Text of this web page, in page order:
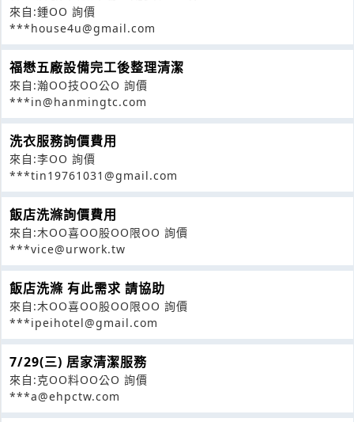
來自:鍾OO 詢價
***house4u@gmail.com
福懋五廠設備完工後整理清潔
來自:瀚OO技OO公O 詢價
***in@hanmingtc.com
洗衣服務詢價費用
來自:李OO 詢價
***tin19761031@gmail.com
飯店洗滌詢價費用
來自:木OO喜OO股OO限OO 詢價
***vice@urwork.tw
飯店洗滌 有此需求 請協助
來自:木OO喜OO股OO限OO 詢價
***ipeihotel@gmail.com
7/29(三) 居家清潔服務
來自:克OO料OO公O 詢價
***a@ehpctw.com